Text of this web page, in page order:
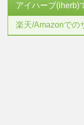
アイハーブ(iherb)
楽天/Amazonでの